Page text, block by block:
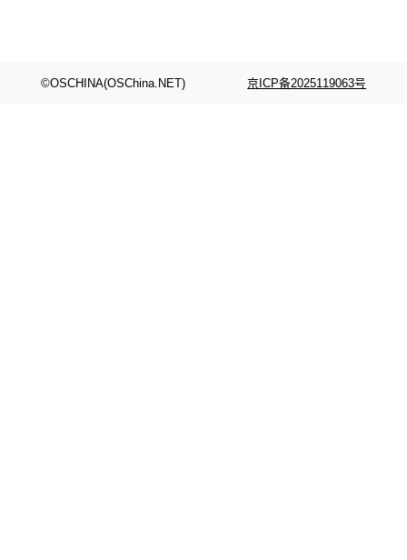
©OSCHINA(OSChina.NET) 京ICP备2025119063号